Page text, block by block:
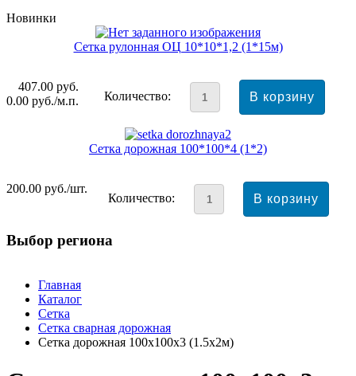
Новинки
Сетка рулонная ОЦ 10*10*1,2 (1*15м)
407.00 руб.
0.00 руб./м.п. Количество:
Сетка дорожная 100*100*4 (1*2)
200.00 руб./шт.
Количество:
Выбор региона
Главная
Каталог
Cетка
Сетка сварная дорожная
Сетка дорожная 100x100x3 (1.5x2м)